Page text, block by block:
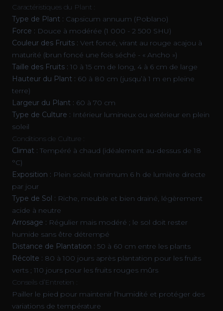
Caractéristiques du Plant :
Type de Plant : Capsicum annuum (Poblano)
Force : Douce à modérée (1 000 - 2 500 SHU)
Couleur des Fruits : Vert foncé, virant au rouge acajou à
maturité (brun foncé une fois séché - « Ancho »)
Taille des Fruits : 10 à 15 cm de long, 4 à 6 cm de large
Hauteur du Plant : 60 à 80 cm (jusqu’à 1 m en pleine
terre)
Largeur du Plant : 60 à 70 cm
Type de Culture : Intérieur lumineux ou extérieur en plein
soleil
Conditions de Culture :
Climat : Tempéré à chaud (idéalement au-dessus de 18
°C)
Exposition : Plein soleil, minimum 6 h de lumière directe
par jour
Type de Sol : Riche, meuble et bien drainé, légèrement
acide à neutre
Arrosage : Régulier mais modéré ; le sol doit rester
humide sans être détrempé
Distance de Plantation : 50 à 60 cm entre les plants
Récolte : 80 à 100 jours après plantation pour les fruits
verts ; 110 jours pour les fruits rouges mûrs
Conseils d’Entretien :
Pailler le pied pour maintenir l’humidité et protéger des
variations de température